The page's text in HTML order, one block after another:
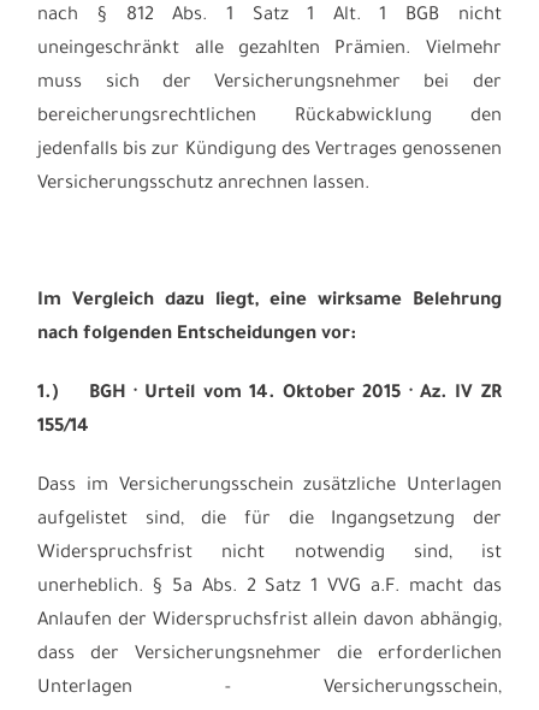
nach § 812 Abs. 1 Satz 1 Alt. 1 BGB nicht
uneingeschränkt alle gezahlten Prämien. Vielmehr
muss sich der Versicherungsnehmer bei der
bereicherungsrechtlichen Rückabwicklung den
jedenfalls bis zur Kündigung des Vertrages genossenen
Versicherungsschutz anrechnen lassen.
Im Vergleich dazu liegt, eine wirksame Belehrung
nach folgenden Entscheidungen vor:
1.) BGH · Urteil vom 14. Oktober 2015 · Az. IV ZR
155/14
Dass im Versicherungsschein zusätzliche Unterlagen
aufgelistet sind, die für die Ingangsetzung der
Widerspruchsfrist nicht notwendig sind, ist
unerheblich. § 5a Abs. 2 Satz 1 VVG a.F. macht das
Anlaufen der Widerspruchsfrist allein davon abhängig,
dass der Versicherungsnehmer die erforderlichen
Unterlagen - Versicherungsschein,